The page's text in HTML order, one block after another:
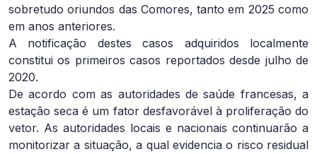
sobretudo oriundos das Comores, tanto em 2025 como
em anos anteriores.
A notificação destes casos adquiridos localmente
constitui os primeiros casos reportados desde julho de
2020.
De acordo com as autoridades de saúde francesas, a
estação seca é um fator desfavorável à proliferação do
vetor. As autoridades locais e nacionais continuarão a
monitorizar a situação, a qual evidencia o risco residual